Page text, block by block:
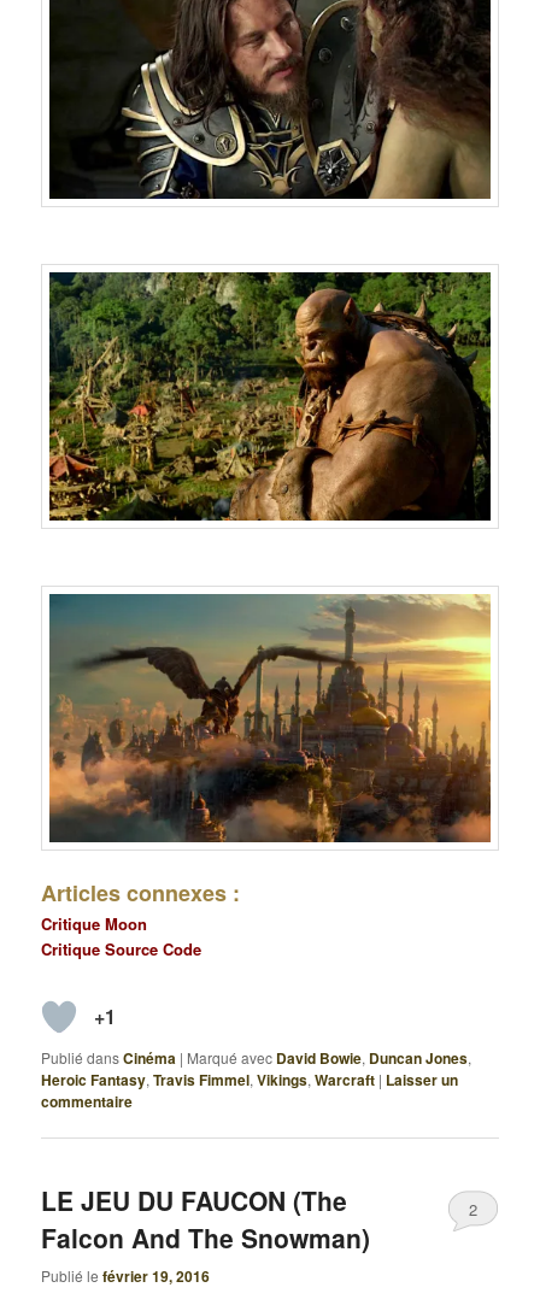
Articles connexes :
Critique Moon
Critique Source Code
+1
Publié dansCinéma | Marqué avec David Bowie, Duncan Jones,
Heroic Fantasy,Travis Fimmel,Vikings,Warcraft | Laisser un
commentaire
LE JEU DU FAUCON (The
Falcon And The Snowman)
Publié lefévrier 19, 2016
2